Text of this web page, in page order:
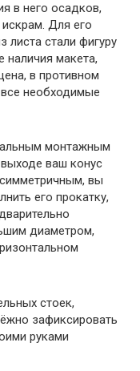
в него осадков,
Для его
листа стали фигуру
наличия макета,
в противном
необходимые
монтажным
ваш конус
вы
его прокатку,
диаметром,
стоек,
зафиксировать
руками